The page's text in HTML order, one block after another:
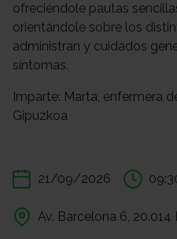
ofreciéndole pautas
orientándole sobre los
administran y cuidados
síntomas.
Imparte: Marta, enfermera
Gipuzkoa
21/09/2026
Av. Barcelona 6, 20.014